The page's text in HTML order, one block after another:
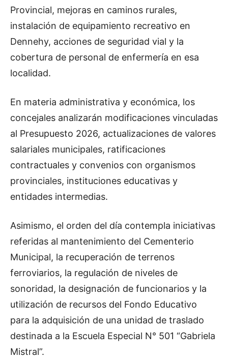
Provincial, mejoras en caminos rurales,
instalación de equipamiento recreativo en
Dennehy, acciones de seguridad vial y la
cobertura de personal de enfermería en esa
localidad.
En materia administrativa y económica, los
concejales analizarán modificaciones vinculadas
al Presupuesto 2026, actualizaciones de valores
salariales municipales, ratificaciones
contractuales y convenios con organismos
provinciales, instituciones educativas y
entidades intermedias.
Asimismo, el orden del día contempla iniciativas
referidas al mantenimiento del Cementerio
Municipal, la recuperación de terrenos
ferroviarios, la regulación de niveles de
sonoridad, la designación de funcionarios y la
utilización de recursos del Fondo Educativo
para la adquisición de una unidad de traslado
destinada a la Escuela Especial N° 501 “Gabriela
Mistral”.